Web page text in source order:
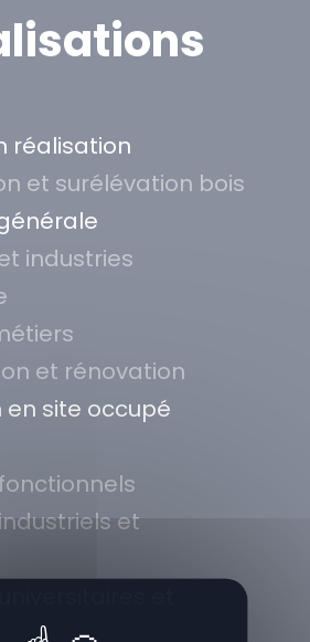
réalisation
et surélévation bois
industries
et rénovation
en site occupé
et
et